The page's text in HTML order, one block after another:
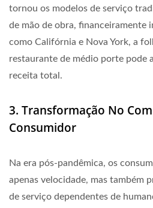
tornou os modelos de serviço
de mão de obra, financeiramente
como Califórnia e Nova York, a
restaurante de médio porte pode
receita total.
3. Transformação No
Consumidor
Na era pós-pandêmica, os
apenas velocidade, mas também
de serviço dependentes de